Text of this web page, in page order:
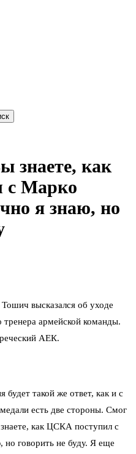
знаете, как
с Марко
я знаю, но
высказался об уходе
тренера армейской команды.
АЕК.
такой же ответ, как и с
есть две стороны. Смог
как ЦСКА поступил с
говорить не буду. Я еще